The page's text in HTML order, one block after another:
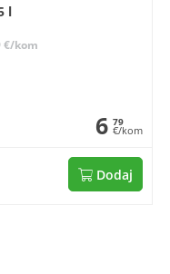
l
€/kom
6 79
€/kom
Dodaj